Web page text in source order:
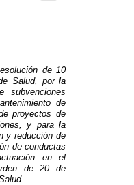
de 10
Salud, por la
de
proyectos de
y para la
y reducción de
de conductas
en el
de 20 de